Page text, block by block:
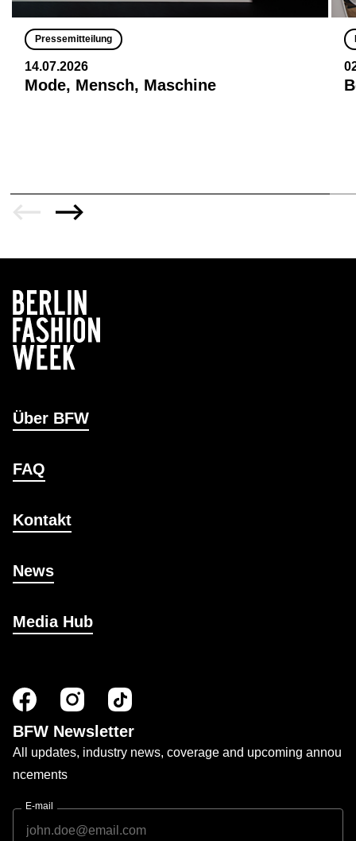
Pressemitteilung
14.07.2026
Mode, Mensch, Maschine
Über BFW
FAQ
Kontakt
News
Media Hub
BFW Newsletter
All updates, industry news, coverage and upcoming annou
ncements
E-mail